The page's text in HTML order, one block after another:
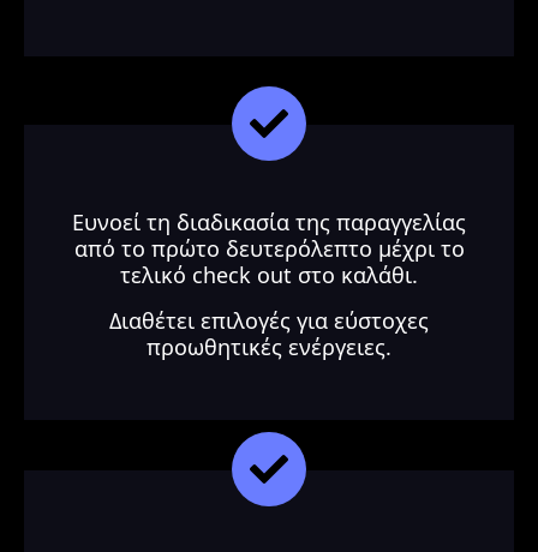
Ευνοεί τη διαδικασία της παραγγελίας
από το πρώτο δευτερόλεπτο μέχρι το
τελικό check out στο καλάθι.
Διαθέτει επιλογές για εύστοχες
προωθητικές ενέργειες.